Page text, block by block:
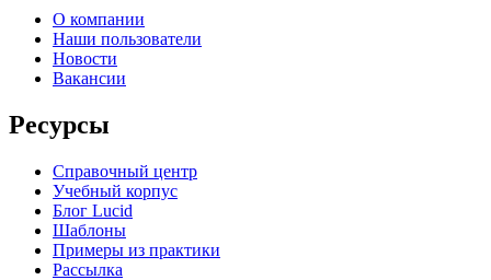
О компании
Наши пользователи
Новости
Вакансии
Ресурсы
Справочный центр
Учебный корпус
Блог Lucid
Шаблоны
Примеры из практики
Рассылка